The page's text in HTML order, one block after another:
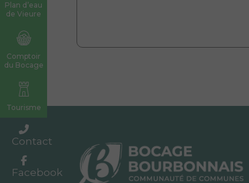
Plan d’eau
de Vieure
Comptoir
du Bocage
Tourisme
Contact
Facebook